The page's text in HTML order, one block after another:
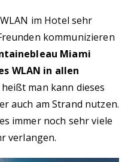
im Hotel sehr
kommunizieren
Miami
WLAN in allen
heißt man kann dieses
auch am Strand nutzen.
immer noch sehr viele
verlangen.